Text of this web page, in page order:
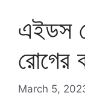
এইডস
রোগের
March 5,